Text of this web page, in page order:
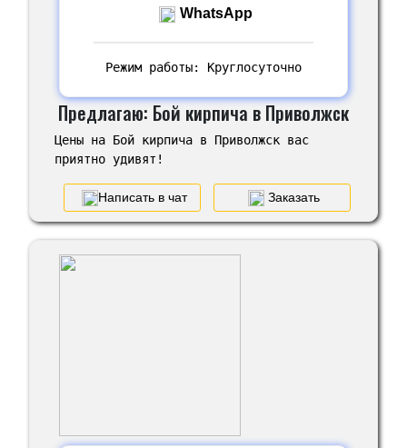
WhatsApp
Режим работы: Круглосуточно
Предлагаю: Бой кирпича в Приволжск
Цены на Бой кирпича в Приволжск вас
приятно удивят!
Написать в чат Заказать